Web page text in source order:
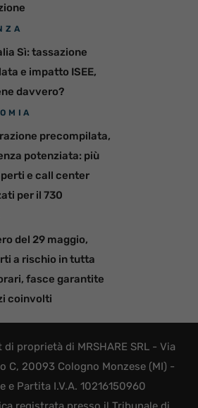
Sì: tassazione
e impatto ISEE,
davvero?
precompilata,
potenziata: più
e call center
per il 730
del 29 maggio,
a rischio in tutta
fasce garantite
coinvolti
proprietà di MRSHARE SRL - Via
C, 20093 Cologno Monzese (MI) -
e Partita I.V.A. 10216150960